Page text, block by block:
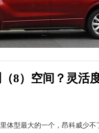
8）空间？灵活
体型最大的一个，昂科威少